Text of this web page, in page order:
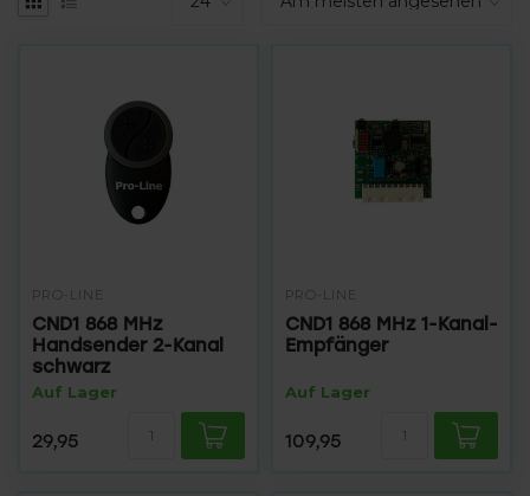
PRO-LINE
CND1 868 MHz
Handsender 2-Kanal
schwarz
Auf Lager
29,95
PRO-LINE
CND1 868 MHz 1-Kanal-
Empfänger
Auf Lager
109,95